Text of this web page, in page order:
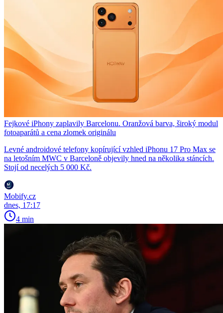
Fejkové iPhony zaplavily Barcelonu. Oranžová barva, široký modul
fotoaparátů a cena zlomek originálu
Levné androidové telefony kopírující vzhled iPhonu 17 Pro Max se
na letošním MWC v Barceloně objevily hned na několika stáncích.
Stojí od necelých 5 000 Kč.
Mobify.cz
dnes, 17:17
4 min